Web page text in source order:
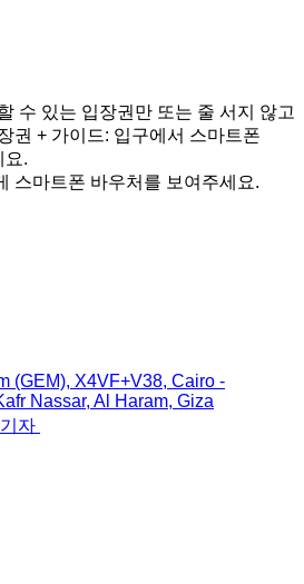
수 있는 입장권만 또는 줄 서지 않고
권 + 가이드: 입구에서 스마트폰
요.
스마트폰 바우처를 보여주세요.
(GEM), X4VF+V38, Cairo -
Nassar, Al Haram, Giza
자